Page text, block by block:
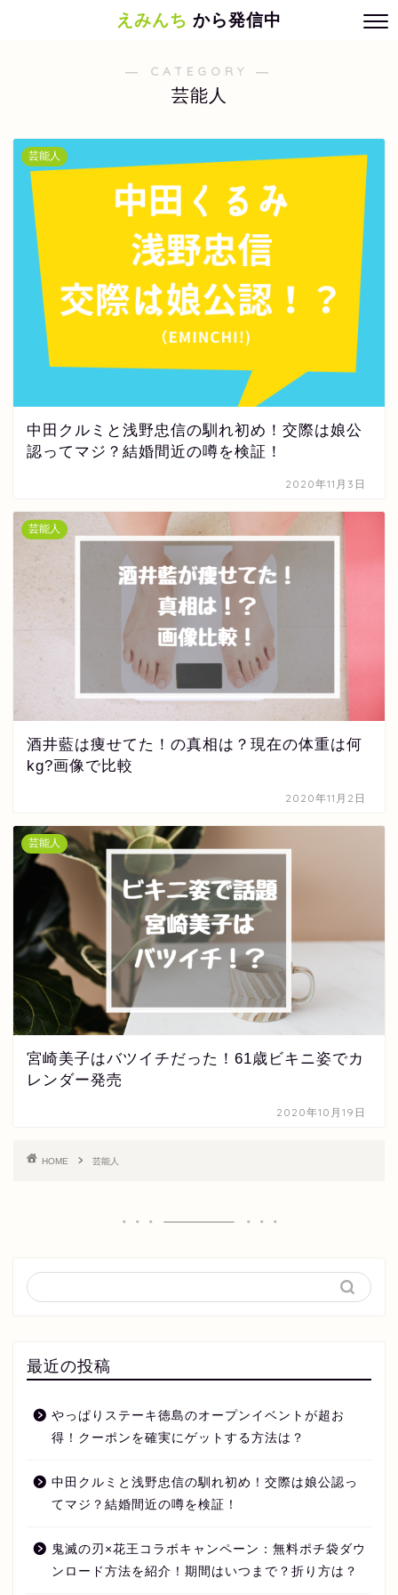
えみんち から発信中
― CATEGORY ―
芸能人
芸能人
中田クルミと浅野忠信の馴れ初め！交際は娘公
認ってマジ？結婚間近の噂を検証！
2020年11月3日
芸能人
酒井藍は痩せてた！の真相は？現在の体重は何
kg?画像で比較
2020年11月2日
芸能人
宮崎美子はバツイチだった！61歳ビキニ姿でカ
レンダー発売
2020年10月19日
HOME 芸能人
最近の投稿
やっぱりステーキ徳島のオープンイベントが超お
得！クーポンを確実にゲットする方法は？
中田クルミと浅野忠信の馴れ初め！交際は娘公認っ
てマジ？結婚間近の噂を検証！
鬼滅の刃×花王コラボキャンペーン：無料ポチ袋ダウ
ンロード方法を紹介！期間はいつまで？折り方は？